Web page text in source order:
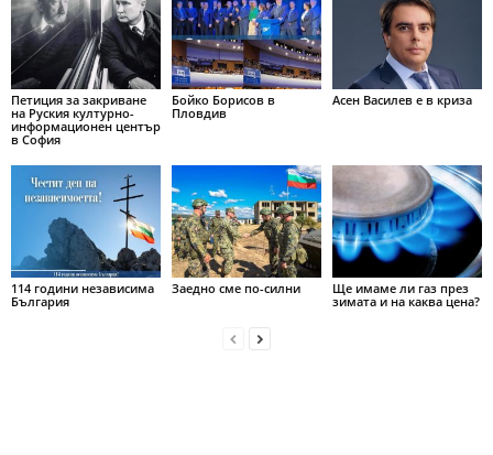
Петиция за закриване
на Руския културно-
информационен център
в София
Бойко Борисов в
Пловдив
Асен Василев е в криза
114 години независима
България
Заедно сме по-силни
Ще имаме ли газ през
зимата и на каква цена?